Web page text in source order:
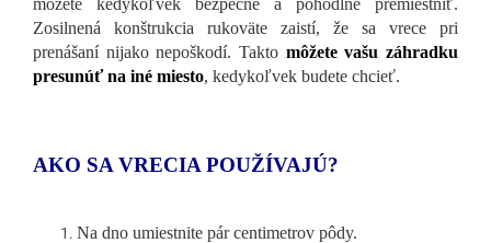
môžete kedykoľvek bezpečne a pohodlne premiestniť.
Zosilnená konštrukcia rukoväte zaistí, že sa vrece pri
prenášaní nijako nepoškodí. Takto môžete vašu záhradku
presunúť na iné miesto, kedykoľvek budete chcieť.
AKO SA VRECIA POUŽÍVAJÚ?
Na dno umiestnite pár centimetrov pôdy.